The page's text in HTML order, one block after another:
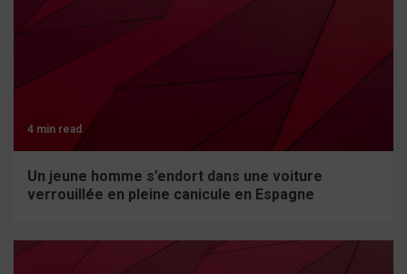
4 min read
Un jeune homme s’endort dans une voiture
verrouillée en pleine canicule en Espagne